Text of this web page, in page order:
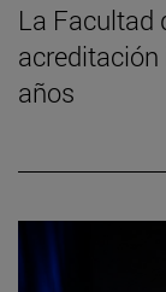
La Facultad
acreditación
años